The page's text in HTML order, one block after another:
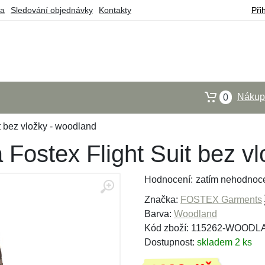
Sledování objednávky Kontakty
0
vložky - woodland
Fostex Flight Suit bez
Hodnocení: zatím
Značka: FOSTEX Garments
Barva: Woodland
Kód zboží: 115262-
Dostupnost: skladem 2 ks